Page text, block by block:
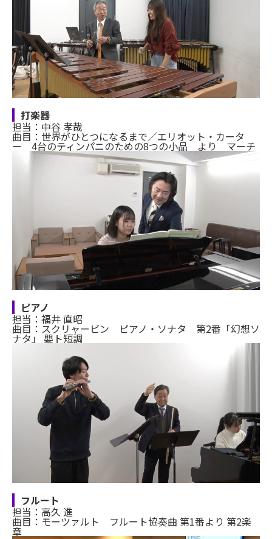
打楽器
担当：中谷 孝哉
曲目：世界がひとつになるまで／エリオット・カータ
ー 4台のティンパニのための8つの小品 より マーチ
ピアノ
担当：福井 直昭
曲目：スクリャービン ピアノ・ソナタ 第2番「幻想ソ
ナタ」 嬰ト短調
フルート
担当：高久 進
曲目：モーツァルト フルート協奏曲 第1番より 第2楽
章